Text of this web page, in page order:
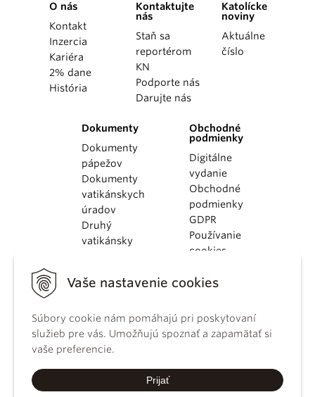
Vaše nastavenie cookies
Súbory cookie nám pomáhajú pri poskytovaní
služieb pre vás. Umožňujú spoznať a zapamätať si
vaše preferencie.
Prijať
O nás
Kontakt
Inzercia
Kariéra
2% dane
História
Kontaktujte
nás
Staň sa
reportérom
KN
Podporte nás
Darujte nás
Katolícke
noviny
Aktuálne
číslo
Dokumenty
Dokumenty
pápežov
Dokumenty
vatikánskych
úradov
Druhý
vatikánsky
KBS
kánonického
práva
Katechizmus
Obchodné
podmienky
Digitálne
vydanie
Obchodné
podmienky
GDPR
Používanie
cookies